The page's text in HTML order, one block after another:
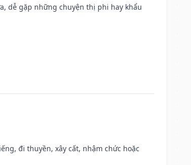
dễ gặp những chuyện thị phi hay khẩu
đi thuyền, xây cất, nhậm chức hoặc